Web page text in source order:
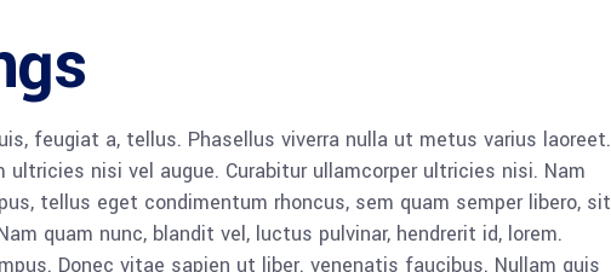
feugiat a, tellus. Phasellus viverra nulla ut metus varius laoreet.
ultricies nisi vel augue. Curabitur ullamcorper ultricies nisi. Nam
tellus eget condimentum rhoncus, sem quam semper libero, sit
quam nunc, blandit vel, luctus pulvinar, hendrerit id, lorem.
Donec vitae sapien ut liber. venenatis faucibus. Nullam quis